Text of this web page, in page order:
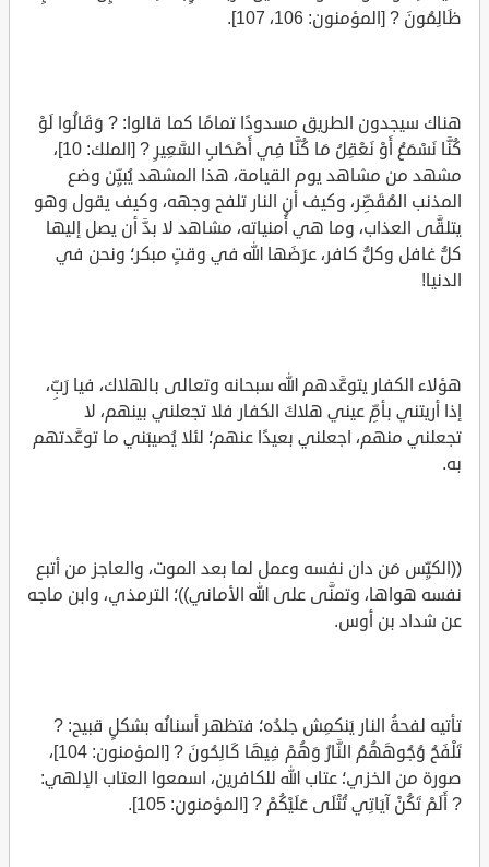
ظَالِمُونَ ? [المؤمنون: 106، 107].
هناك سيجدون الطريق مسدودًا تمامًا كما قالوا: ? وَقَالُوا لَوْ
كُنَّا نَسْمَعُ أَوْ نَعْقِلُ مَا كُنَّا فِي أَصْحَابِ السَّعِيرِ ? [الملك: 10]،
مشهد من مشاهد يوم القيامة، هذا المشهد يُبيِّن وضع
المذنب المُقَصِّر، وكيف أن النار تلفح وجهه، وكيف يقول وهو
يتلقَّى العذاب، وما هي أُمنياته، مشاهد لا بدَّ أن يصل إليها
كلُّ غافل وكلُّ كافر، عرَضَها الله في وقتٍ مبكر؛ ونحن في
الدنيا!
هؤلاء الكفار يتوعَّدهم الله سبحانه وتعالى بالهلاك، فيا رَبِّ،
إذا أريتني بأمِّ عيني هلاكَ الكفار فلا تجعلني بينهم، لا
تجعلني منهم، اجعلني بعيدًا عنهم؛ لئلا يُصيبَني ما توعَّدتهم
به.
((الكيِّس مَن دان نفسه وعمل لما بعد الموت، والعاجز من أتبع
نفسه هواها، وتمنَّى على الله الأماني))؛ الترمذي، وابن ماجه
عن شداد بن أوس.
تأتيه لفحةُ النار يَنكمِش جلدُه؛ فتظهر أسنانُه بشكلٍ قبيح: ?
تَلْفَحُ وُجُوهَهُمُ النَّارُ وَهُمْ فِيهَا كَالِحُونَ ? [المؤمنون: 104]،
صورة من الخزي؛ عتاب الله للكافرين، اسمعوا العتاب الإلهي:
? أَلَمْ تَكُنْ آيَاتِي تُتْلَى عَلَيْكُمْ ? [المؤمنون: 105].